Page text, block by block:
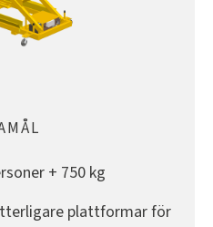
+ 750 kg
plattformar för